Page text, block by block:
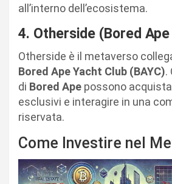
all’interno dell’ecosistema.
4. Otherside (Bored
Otherside è il metaverso
Bored Ape Yacht Club (BAYC).
di Bored Ape possono
esclusivi e interagire in una
riservata.
Come Investire nel